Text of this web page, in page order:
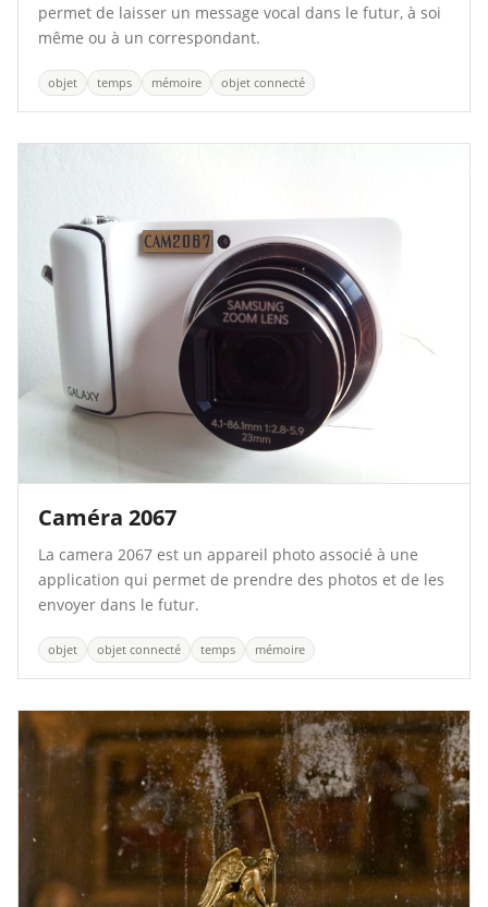
permet de laisser un message vocal dans le futur, à soi
même ou à un correspondant.
objet temps mémoire objet connecté
Caméra 2067
La camera 2067 est un appareil photo associé à une
application qui permet de prendre des photos et de les
envoyer dans le futur.
objet objet connecté temps mémoire